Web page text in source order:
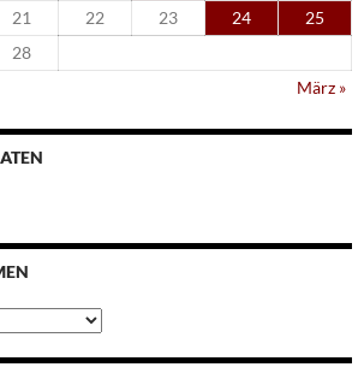
21 22 23 24
25
28
März »